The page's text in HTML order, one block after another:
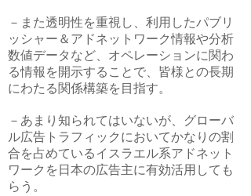
－また透明性を重視し、利用したパブリ
ッシャー＆アドネットワーク情報や分析
数値データなど、オペレーションに関わ
る情報を開示することで、皆様との長期
にわたる関係構築を目指す。
－あまり知られてはいないが、グローバ
ル広告トラフィックにおいてかなりの割
合を占めているイスラエル系アドネット
ワークを日本の広告主に有効活用しても
らう。